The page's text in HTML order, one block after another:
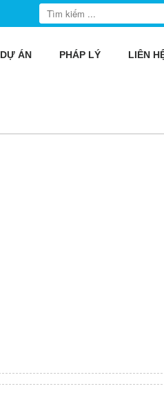
DỰ ÁN PHÁP LÝ LIÊN